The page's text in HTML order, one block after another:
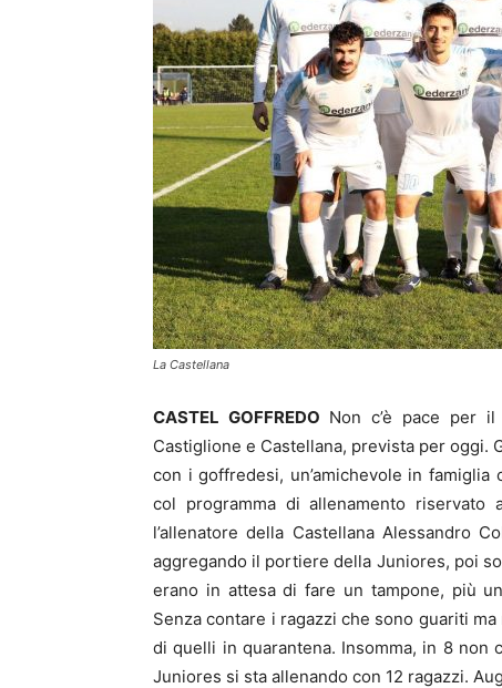
La Castellana
CASTEL GOFFREDO Non c’è pace per
Castiglione e Castellana, prevista per oggi.
con i goffredesi, un’amichevole in
col programma di allenamento
l’allenatore della Castellana Alessandro
aggregando il portiere della Juniores, poi
erano in attesa di fare un tampone, più
Senza contare i ragazzi che sono guariti
di quelli in quarantena. Insomma, in 8 non
Juniores si sta allenando con 12 ragazzi.